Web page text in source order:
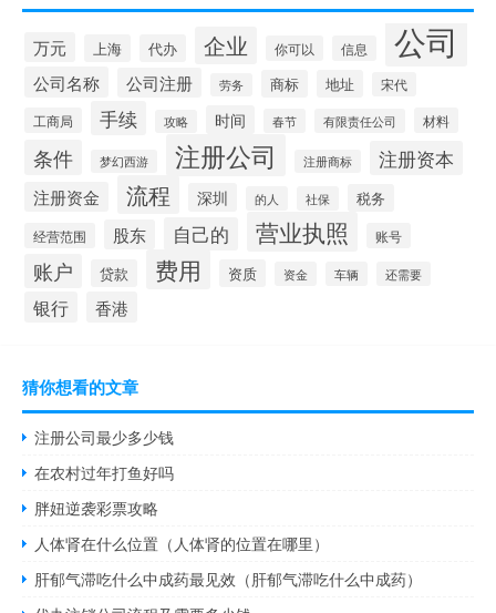
万元 上海 代办 企业 你可以 信息 公司
公司名称 公司注册 劳务 商标 地址 宋代
工商局 手续 攻略 时间 春节 有限责任公司 材料
条件 梦幻西游 注册公司 注册商标 注册资本
注册资金 流程 深圳 的人 社保 税务
经营范围 股东 自己的 营业执照 账号
账户 贷款 费用 资质 资金 车辆 还需要
银行 香港
猜你想看的文章
注册公司最少多少钱
在农村过年打鱼好吗
胖妞逆袭彩票攻略
人体肾在什么位置（人体肾的位置在哪里）
肝郁气滞吃什么中成药最见效（肝郁气滞吃什么中成药）